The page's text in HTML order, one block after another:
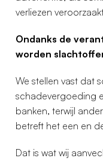
verliezen
Ondanks de
worden
We stellen vast dat
schadevergoeding
banken, terwijl
betreft het een en
Dat is wat wij